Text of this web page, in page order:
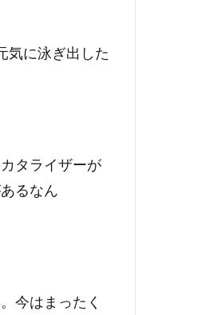
気に泳ぎ出した
タライザーが
るなん
今はまったく